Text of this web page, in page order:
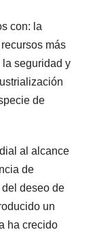
con: la
más
seguridad y
de
al alcance
de
deseo de
un
ha crecido